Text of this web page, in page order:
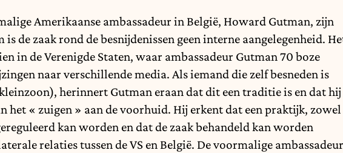
Amerikaanse ambassadeur in België, Howard Gutman, zijn
de zaak rond de besnijdenissen geen interne aangelegenheid.
in de Verenigde Staten, waar ambassadeur Gutman 70 boze
naar verschillende media. Als iemand die zelf besneden is
herinnert Gutman eraan dat dit een traditie is en dat hij
het « zuigen » aan de voorhuid. Hij erkent dat een praktijk, zowel
kan worden en dat de zaak behandeld kan worden
relaties tussen de VS en België. De voormalige ambassadeur